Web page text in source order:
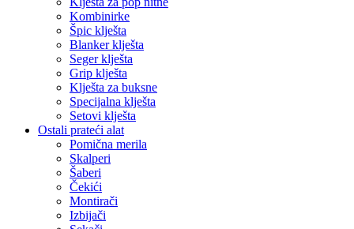
Kombinirke
Špic klješta
Blanker klješta
Seger klješta
Grip klješta
Klješta za buksne
Specijalna klješta
Setovi klješta
Ostali prateći alat
Pomična merila
Skalperi
Šaberi
Čekići
Montirači
Izbijači